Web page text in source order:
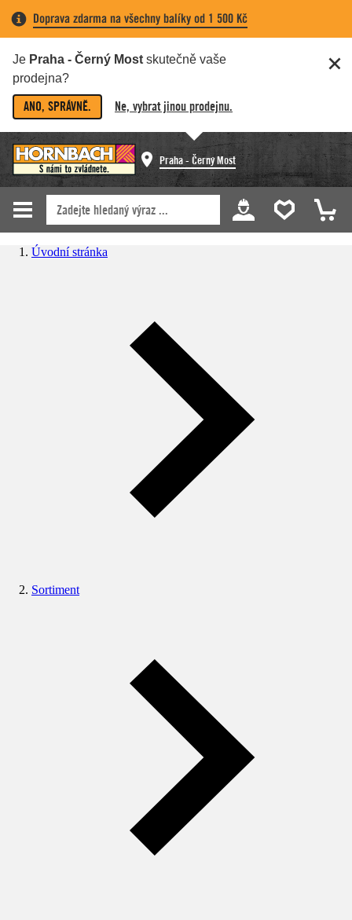
Doprava zdarma na všechny balíky od 1 500 Kč
Je Praha - Černý Most skutečně vaše
prodejna?
ANO, SPRÁVNĚ. Ne, vybrat jinou prodejnu.
Praha - Černý Most
Úvodní stránka
Sortiment